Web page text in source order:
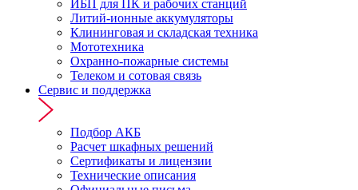
ИБП для ПК и рабочих станций
Литий-ионные аккумуляторы
Клининговая и складская техника
Мототехника
Охранно-пожарные системы
Телеком и сотовая связь
Сервис и поддержка
Подбор АКБ
Расчет шкафных решений
Сертификаты и лицензии
Технические описания